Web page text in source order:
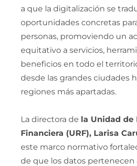
a que la digitalización se
oportunidades concretas
personas, promoviendo un
equitativo a servicios,
beneficios en todo el
desde las grandes ciudades
regiones más apartadas.
La directora de la Unidad de
Financiera (URF), Larisa
este marco normativo
de que los datos pertenecen